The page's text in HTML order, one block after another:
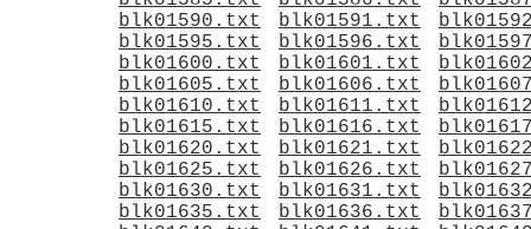
blk01590.txt
blk01591.txt
blk01595.txt
blk01596.txt
blk01600.txt
blk01601.txt
blk01605.txt
blk01606.txt
blk01610.txt
blk01611.txt
blk01615.txt
blk01616.txt
blk01620.txt
blk01621.txt
blk01625.txt
blk01626.txt
blk01630.txt
blk01631.txt
blk01635.txt
blk01636.txt